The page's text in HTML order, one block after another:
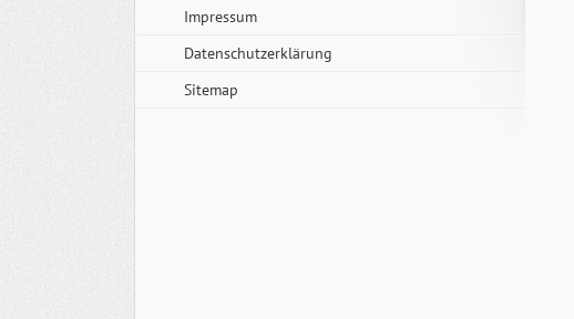
Impressum
Datenschutzerklärung
Sitemap